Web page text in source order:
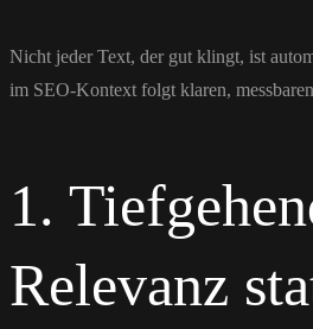
Nicht jeder Text, der gut klingt, ist
im SEO-Kontext folgt klaren,
1.
Relevanz